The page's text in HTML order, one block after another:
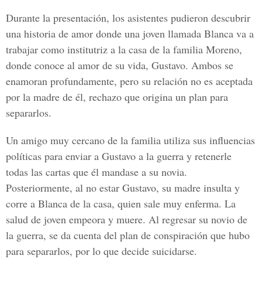
Durante la presentación, los asistentes pudieron descubrir
una historia de amor donde una joven llamada Blanca va a
trabajar como institutriz a la casa de la familia Moreno,
donde conoce al amor de su vida, Gustavo. Ambos se
enamoran profundamente, pero su relación no es aceptada
por la madre de él, rechazo que origina un plan para
separarlos.
Un amigo muy cercano de la familia utiliza sus influencias
políticas para enviar a Gustavo a la guerra y retenerle
todas las cartas que él mandase a su novia.
Posteriormente, al no estar Gustavo, su madre insulta y
corre a Blanca de la casa, quien sale muy enferma. La
salud de joven empeora y muere. Al regresar su novio de
la guerra, se da cuenta del plan de conspiración que hubo
para separarlos, por lo que decide suicidarse.